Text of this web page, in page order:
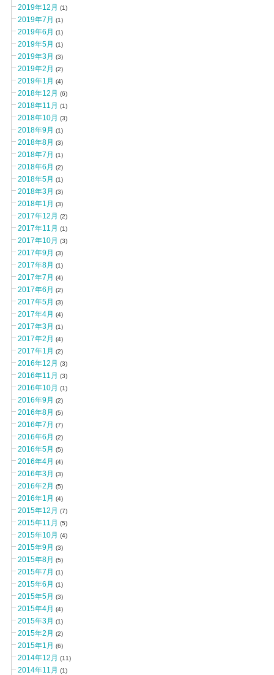
2019年12月 (1)
2019年7月 (1)
2019年6月 (1)
2019年5月 (1)
2019年3月 (3)
2019年2月 (2)
2019年1月 (4)
2018年12月 (6)
2018年11月 (1)
2018年10月 (3)
2018年9月 (1)
2018年8月 (3)
2018年7月 (1)
2018年6月 (2)
2018年5月 (1)
2018年3月 (3)
2018年1月 (3)
2017年12月 (2)
2017年11月 (1)
2017年10月 (3)
2017年9月 (3)
2017年8月 (1)
2017年7月 (4)
2017年6月 (2)
2017年5月 (3)
2017年4月 (4)
2017年3月 (1)
2017年2月 (4)
2017年1月 (2)
2016年12月 (3)
2016年11月 (3)
2016年10月 (1)
2016年9月 (2)
2016年8月 (5)
2016年7月 (7)
2016年6月 (2)
2016年5月 (5)
2016年4月 (4)
2016年3月 (3)
2016年2月 (5)
2016年1月 (4)
2015年12月 (7)
2015年11月 (5)
2015年10月 (4)
2015年9月 (3)
2015年8月 (5)
2015年7月 (1)
2015年6月 (1)
2015年5月 (3)
2015年4月 (4)
2015年3月 (1)
2015年2月 (2)
2015年1月 (6)
2014年12月 (11)
2014年11月 (1)